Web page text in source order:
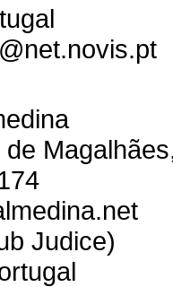
Judice)